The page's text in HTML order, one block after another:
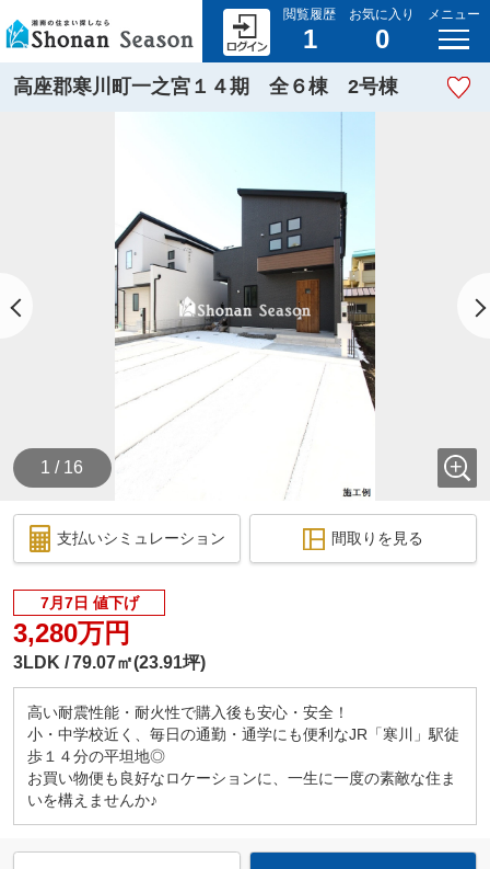
閲覧履歴
1
お気に入り
0
メニュー
高座郡寒川町一之宮１４期 全６棟 2号棟
1 / 16
支払いシミュレーション 間取りを見る
7月7日 値下げ
3,280万円
3LDK 79.07㎡(23.91坪)
高い耐震性能・耐火性で購入後も安心・安全！
小・中学校近く、毎日の通勤・通学にも便利なJR「寒川」駅徒
歩１４分の平坦地◎
お買い物便も良好なロケーションに、一生に一度の素敵な住ま
いを構えませんか♪